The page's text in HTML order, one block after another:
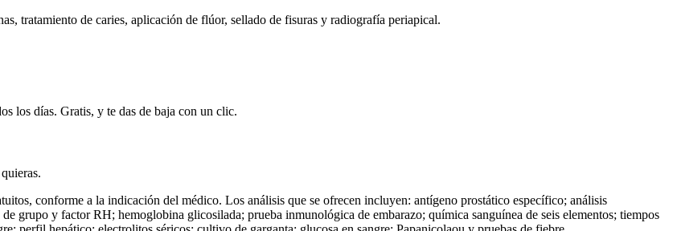
tratamiento de caries, aplicación de flúor, sellado de fisuras y radiografía periapical.
los días. Gratis, y te das de baja con un clic.
conforme a la indicación del médico. Los análisis que se ofrecen incluyen: antígeno prostático específico; análisis
grupo y factor RH; hemoglobina glicosilada; prueba inmunológica de embarazo; química sanguínea de seis elementos; tiempos